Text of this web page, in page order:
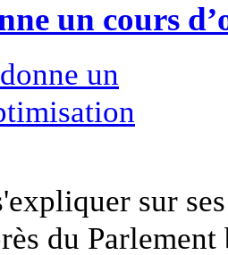
un cours
sur
du